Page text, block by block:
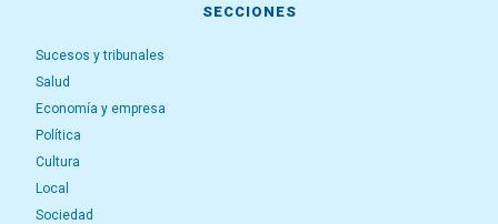
SECCIONES
Sucesos y tribunales
Salud
Economía y empresa
Política
Cultura
Local
Sociedad